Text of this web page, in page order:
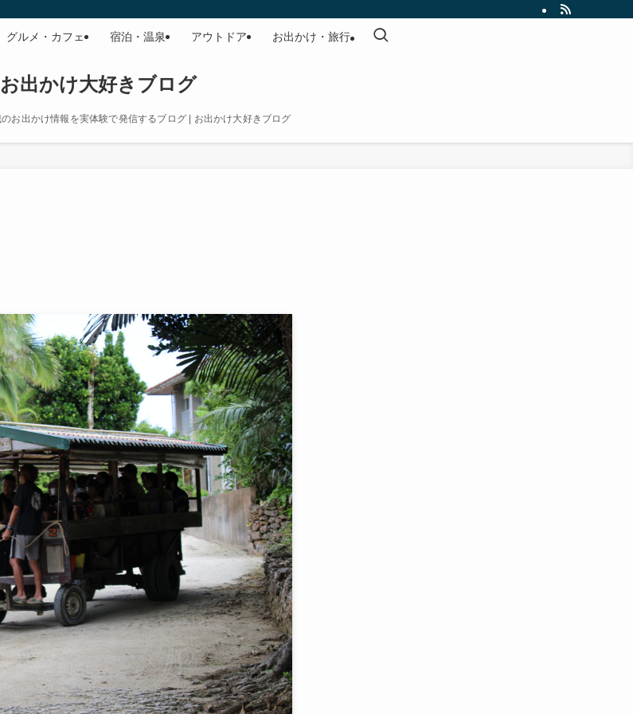
お出かけ大好きブログ
お出かけ情報を実体験で発信するブログ | お出かけ大好きブログ
グルメ・カフェ 宿泊・温泉 アウトドア お出かけ・旅行